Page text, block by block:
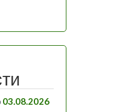
03.08.2026